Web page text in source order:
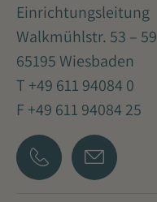
Einrichtungsleitung
Walkmühlstr. 53 – 59
65195 Wiesbaden
T +49 611 94084 0
F +49 611 94084 25